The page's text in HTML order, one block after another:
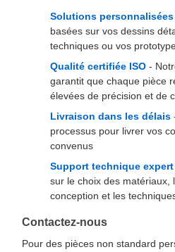
Solutions personnalisées
basées sur vos dessins
techniques ou vos
Qualité certifiée ISO -
garantit que chaque pièce
élevées de précision et de
Livraison dans les délais
processus pour livrer vos
convenus
Support technique expert
sur le choix des matériaux,
conception et les
Contactez-nous
Pour des pièces non standard